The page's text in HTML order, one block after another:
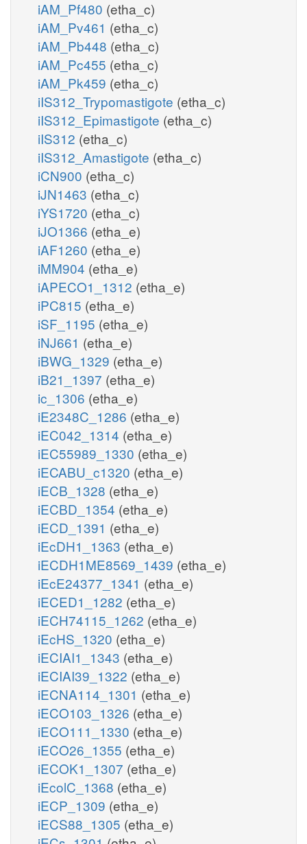
iAM_Pf480 (etha_c)
iAM_Pv461 (etha_c)
iAM_Pb448 (etha_c)
iAM_Pc455 (etha_c)
iAM_Pk459 (etha_c)
iIS312_Trypomastigote (etha_c)
iIS312_Epimastigote (etha_c)
iIS312 (etha_c)
iIS312_Amastigote (etha_c)
iCN900 (etha_c)
iJN1463 (etha_c)
iYS1720 (etha_c)
iJO1366 (etha_e)
iAF1260 (etha_e)
iMM904 (etha_e)
iAPECO1_1312 (etha_e)
iPC815 (etha_e)
iSF_1195 (etha_e)
iNJ661 (etha_e)
iBWG_1329 (etha_e)
iB21_1397 (etha_e)
ic_1306 (etha_e)
iE2348C_1286 (etha_e)
iEC042_1314 (etha_e)
iEC55989_1330 (etha_e)
iECABU_c1320 (etha_e)
iECB_1328 (etha_e)
iECBD_1354 (etha_e)
iECD_1391 (etha_e)
iEcDH1_1363 (etha_e)
iECDH1ME8569_1439 (etha_e)
iEcE24377_1341 (etha_e)
iECED1_1282 (etha_e)
iECH74115_1262 (etha_e)
iEcHS_1320 (etha_e)
iECIAI1_1343 (etha_e)
iECIAI39_1322 (etha_e)
iECNA114_1301 (etha_e)
iECO103_1326 (etha_e)
iECO111_1330 (etha_e)
iECO26_1355 (etha_e)
iECOK1_1307 (etha_e)
iEcolC_1368 (etha_e)
iECP_1309 (etha_e)
iECS88_1305 (etha_e)